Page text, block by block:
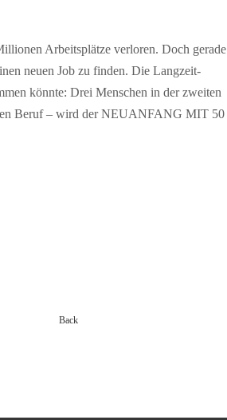
Arbeitsplätze verloren. Doch gerade
neuen Job zu finden. Die Langzeit­
könnte: Drei Menschen in der zweiten
Beruf – wird der NEUANFANG MIT 50
Back